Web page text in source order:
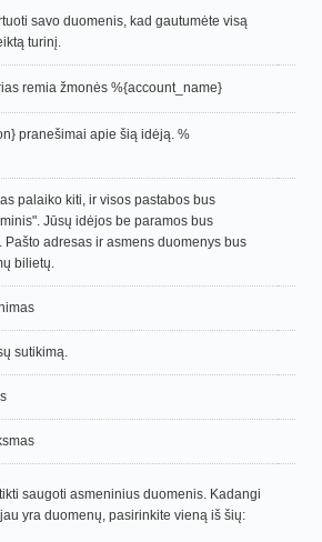
savo duomenis, kad gautumėte visą
turinį.
remia žmonės %{account_name}
pranešimai apie šią idėją. %
palaiko kiti, ir visos pastabos bus
Jūsų idėjos be paramos bus
Pašto adresas ir asmens duomenys bus
bilietų.
sutikimą.
saugoti asmeninius duomenis. Kadangi
yra duomenų, pasirinkite vieną iš šių: